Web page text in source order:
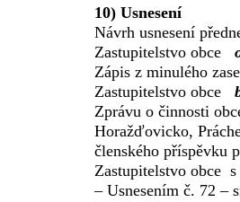
10) Usnesení
Návrh usnesení
Zastupitelstvo obce
Zápis z minulého
Zastupitelstvo obce
Zprávu o činnosti
Horažďovicko,
členského příspěvku
Zastupitelstvo obce
– Usnesením č. 72 –